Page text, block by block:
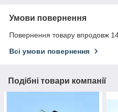
Умови повернення
Повернення товару впродовж
Всі умови повернення
Подібні товари компанії